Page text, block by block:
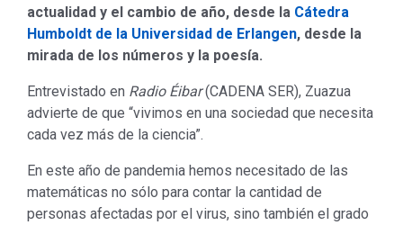
actualidad y el cambio de año, desde la Cátedra
Humboldt de la Universidad de Erlangen, desde la
mirada de los números y la poesía.
Entrevistado en Radio Éibar(CADENA SER), Zuazua
advierte de que “vivimos en una sociedad que necesita
cada vez más de la ciencia”.
En este año de pandemia hemos necesitado de las
matemáticas no sólo para contar la cantidad de
personas afectadas por el virus, sino también el grado